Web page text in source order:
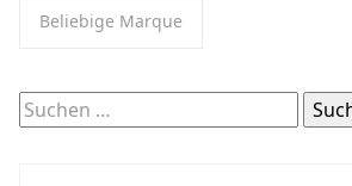
Beliebige Marque
Suchen
nach: